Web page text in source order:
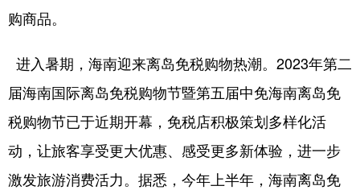
购商品。
进入暑期，海南迎来离岛免税购物热潮。2023年第二
届海南国际离岛免税购物节暨第五届中免海南离岛免
税购物节已于近期开幕，免税店积极策划多样化活
动，让旅客享受更大优惠、感受更多新体验，进一步
激发旅游消费活力。据悉，今年上半年，海南离岛免